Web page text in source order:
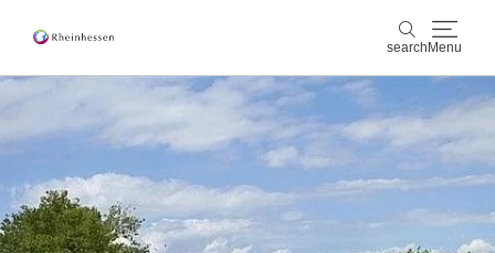
search Menu
search
wine & culinary
sports & nature
culture & cities